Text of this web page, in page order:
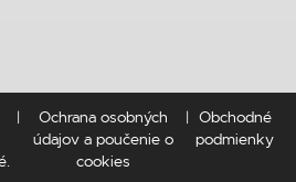
Ochrana osobných
údajov a poučenie o
cookies
Obchodné
podmienky